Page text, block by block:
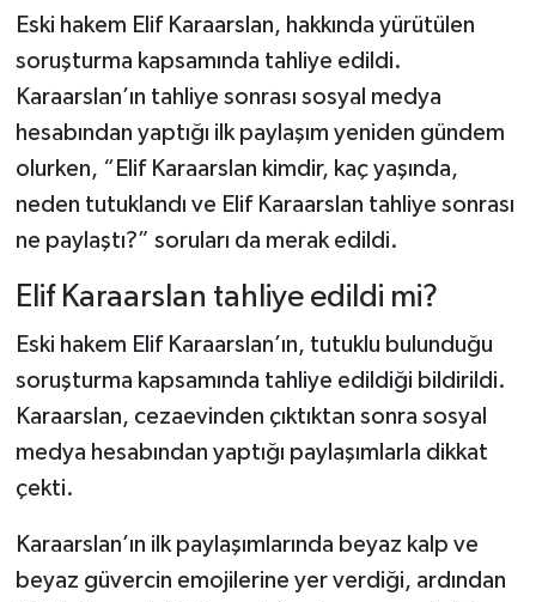
Eski hakem Elif Karaarslan, hakkında yürütülen
soruşturma kapsamında tahliye edildi.
Karaarslan’ın tahliye sonrası sosyal medya
hesabından yaptığı ilk paylaşım yeniden gündem
olurken, “Elif Karaarslan kimdir, kaç yaşında,
neden tutuklandı ve Elif Karaarslan tahliye sonrası
ne paylaştı?” soruları da merak edildi.
Elif Karaarslan tahliye edildi mi?
Eski hakem Elif Karaarslan’ın, tutuklu bulunduğu
soruşturma kapsamında tahliye edildiği bildirildi.
Karaarslan, cezaevinden çıktıktan sonra sosyal
medya hesabından yaptığı paylaşımlarla dikkat
çekti.
Karaarslan’ın ilk paylaşımlarında beyaz kalp ve
beyaz güvercin emojilerine yer verdiği, ardından
MEDYA
OTOMOTİV
TEKNOLOJİ
YAŞAM